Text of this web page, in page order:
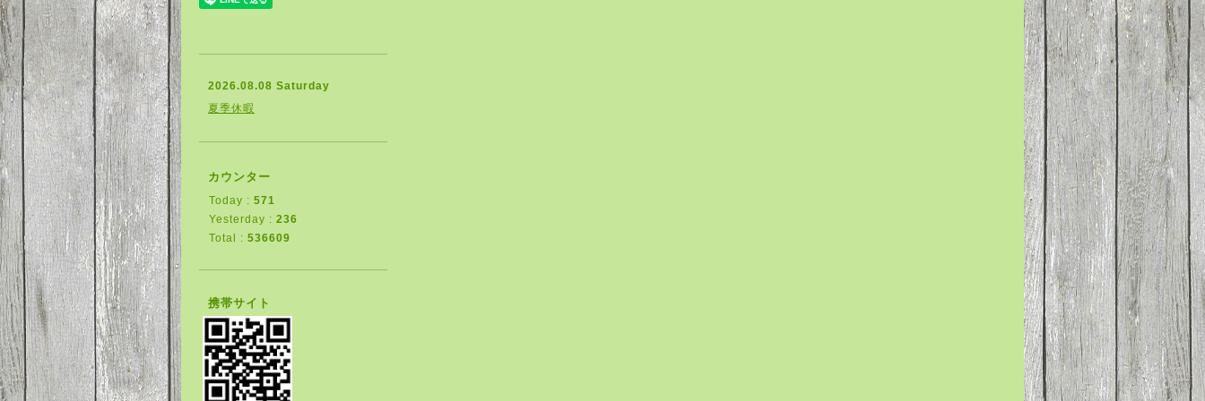
2026.08.08 Saturday
夏季休暇
カウンター
Today : 571
Yesterday : 236
Total : 536609
携帯サイト